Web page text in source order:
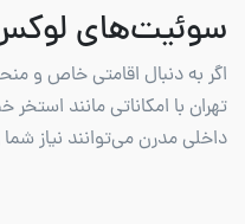
سوئیت‌های
اگر به دنبال اقامتی خاص و
تهران با امکاناتی مانند
داخلی مدرن می‌توانند نیاز شما